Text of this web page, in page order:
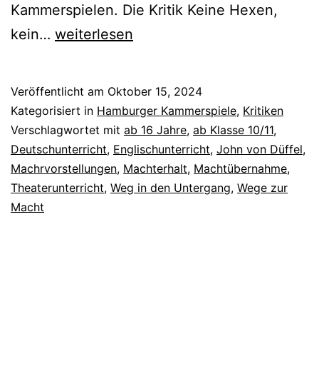
Kammerspielen. Die Kritik Keine Hexen,
kein… Macbeth
weiterlesen
Veröffentlicht am Oktober 15, 2024
Kategorisiert in Hamburger Kammerspiele, Kritiken
Verschlagwortet mit ab 16 Jahre, ab Klasse 10/11,
Deutschunterricht, Englischunterricht, John von Düffel,
Machrvorstellungen, Machterhalt, Machtübernahme,
Theaterunterricht, Weg in den Untergang, Wege zur
Macht